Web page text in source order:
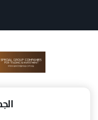
الجمعة 6